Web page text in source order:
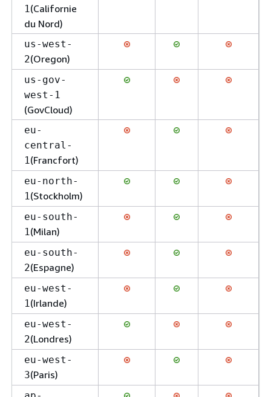
1(Californie
du Nord)
us-west-
2(Oregon)
us-gov-
west-1
(GovCloud)
eu-
central-
1(Francfort)
eu-north-
1(Stockholm)
eu-south-
1(Milan)
eu-south-
2(Espagne)
eu-west-
1(Irlande)
eu-west-
2(Londres)
eu-west-
3(Paris)